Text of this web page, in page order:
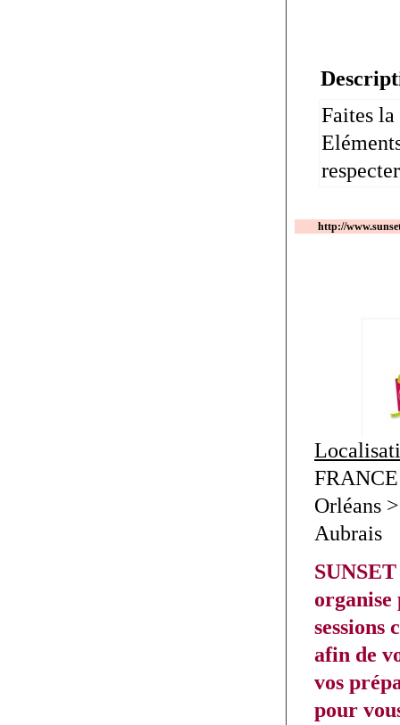
Faites la
http://
Orléans
Aubrais
organise
sessions
afin de
vos
pour